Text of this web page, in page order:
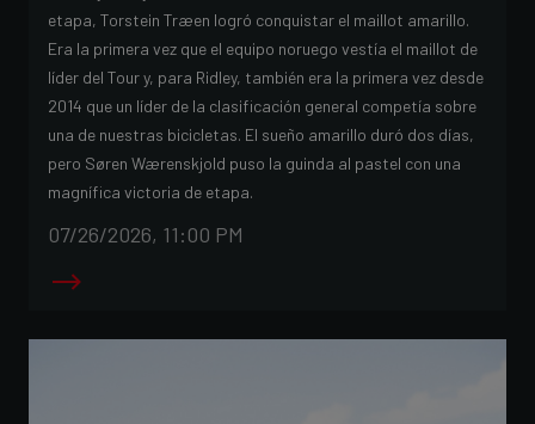
etapa, Torstein Træen logró conquistar el maillot amarillo.
Era la primera vez que el equipo noruego vestía el maillot de
líder del Tour y, para Ridley, también era la primera vez desde
2014 que un líder de la clasificación general competía sobre
una de nuestras bicicletas. El sueño amarillo duró dos días,
pero Søren Wærenskjold puso la guinda al pastel con una
magnífica victoria de etapa.
07/26/2026, 11:00 PM